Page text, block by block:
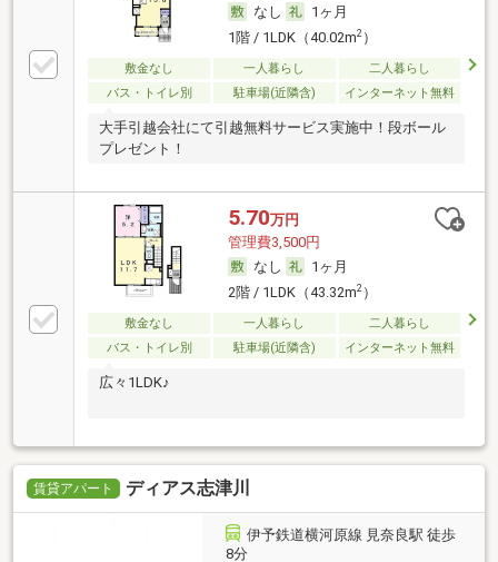
なし
1ヶ月
1階 / 1LDK（40.02m2）
敷金なし 一人暮らし
二人暮らし
バス・トイレ別
駐車場(近隣含) インターネット無料
大手引越会社にて引越無料サービス実施中！段ボール
プレゼント！
5.70万円
管理費3,500円
なし
1ヶ月
2階 / 1LDK（43.32m2）
敷金なし 一人暮らし
二人暮らし
バス・トイレ別
駐車場(近隣含) インターネット無料
広々1LDK♪
賃貸アパート ディアス志津川
伊予鉄道横河原線 見奈良駅 徒歩
8分